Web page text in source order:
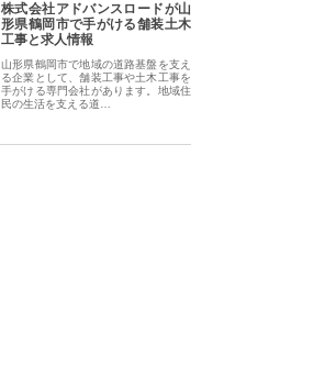
株式会社アドバンスロードが山
形県鶴岡市で手がける舗装土木
工事と求人情報
山形県鶴岡市で地域の道路基盤を支え
る企業として、舗装工事や土木工事を
手がける専門会社があります。地域住
民の生活を支える道…